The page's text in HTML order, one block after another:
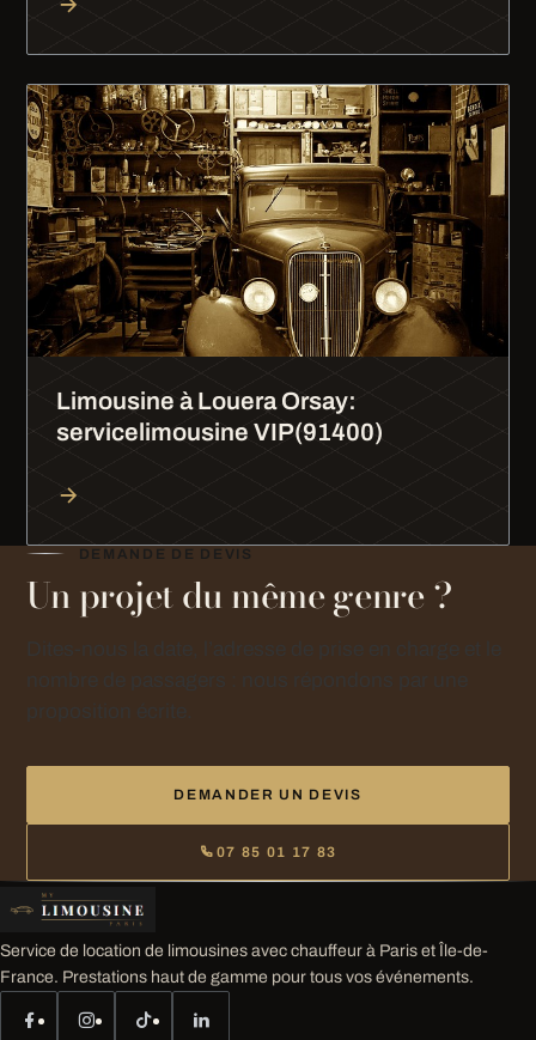
Limousine à Louera Orsay:
servicelimousine VIP(91400)
DEMANDE DE DEVIS
Un projet du même genre ?
DEMANDER UN DEVIS
07 85 01 17 83
Service de location de limousines avec chauffeur à Paris et Île-de-
France. Prestations haut de gamme pour tous vos événements.